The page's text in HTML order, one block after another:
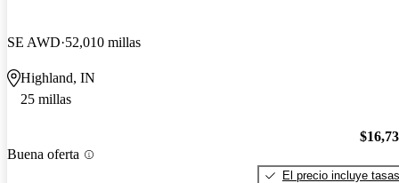
SE AWD 52,010 millas
Highland, IN
25 millas
Buena oferta
El precio incluye tasas